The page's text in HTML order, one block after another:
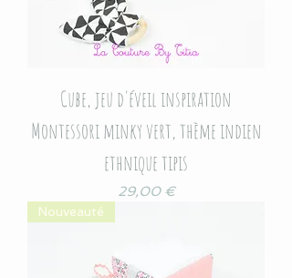
Cube, jeu d'éveil inspiration
Montessori minky vert, thème indien
ethnique tipis
Prix
29,00 €
Nouveauté